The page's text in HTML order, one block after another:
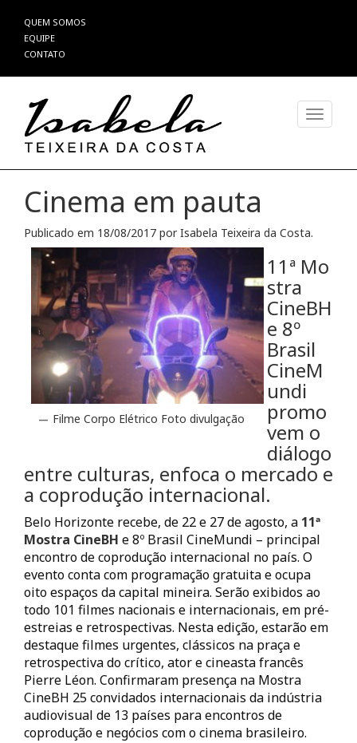
Pular
para
o
QUEM SOMOS
EQUIPE
CONTATO
Cinema em pauta
Publicado em 18/08/2017 porIsabela Teixeira da Costa.
Filme Corpo Elétrico Foto divulgação
11ª Mo
stra
CineBH
e 8º
Brasil
CineM
undi
promo
vem o
diálogo
entre culturas, enfoca o mercado e
a coprodução internacional.
Belo Horizonte recebe, de 22 e 27 de agosto, a 11ª
Mostra CineBH e 8º Brasil CineMundi – principal
encontro de coprodução internacional no país. O
evento conta com programação gratuita e ocupa
oito espaços da capital mineira. Serão exibidos ao
todo 101 filmes nacionais e internacionais, em pré-
estreias e retrospectivas. Nesta edição, estarão em
destaque filmes urgentes, clássicos na praça e
retrospectiva do crítico, ator e cineasta francês
Pierre Léon. Confirmaram presença na Mostra
CineBH 25 convidados internacionais da indústria
audiovisual de 13 países para encontros de
coprodução e negócios com o cinema brasileiro.